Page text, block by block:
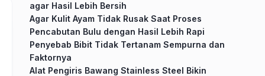
agar Hasil Lebih Bersih
Agar Kulit Ayam Tidak Rusak Saat Proses
Pencabutan Bulu dengan Hasil Lebih Rapi
Penyebab Bibit Tidak Tertanam Sempurna dan
Faktornya
Alat Pengiris Bawang Stainless Steel Bikin